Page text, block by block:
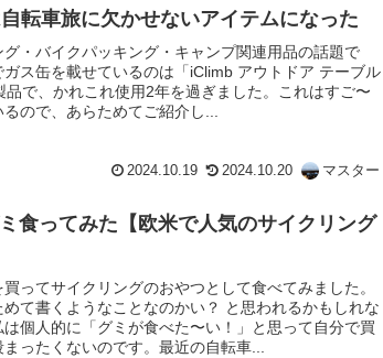
転車旅に欠かせないアイテムになった
グ・バイクパッキング・キャンプ関連用品の話題で
ス缶を載せているのは「iClimb アウトドア テーブル
品で、かれこれ使用2年を過ぎました。これはすご〜
ので、あらためてご紹介し...
2024.10.19 2024.10.20 マスター
食ってみた【欧米で人気のサイクリング
ってサイクリングのおやつとして食べてみました。
めて書くようなことなのかい？ と思われるかもしれな
個人的に「グミが食べた〜い！」と思って自分で買
ったくないのです。最近の自転車...